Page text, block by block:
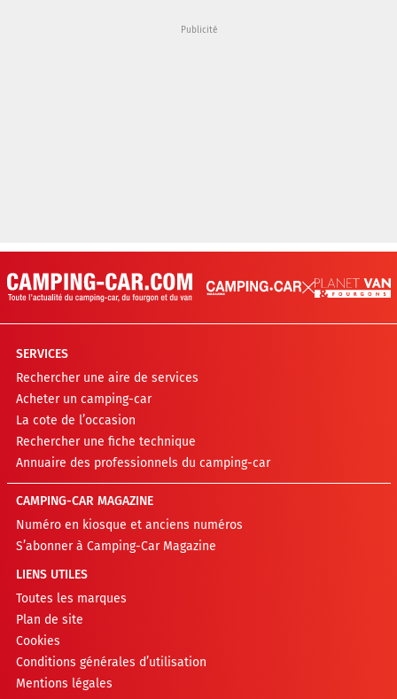
SERVICES
Rechercher une aire de services
Acheter un camping-car
La cote de l’occasion
Rechercher une fiche technique
Annuaire des professionnels du camping-car
CAMPING-CAR MAGAZINE
Numéro en kiosque et anciens numéros
S’abonner à Camping-Car Magazine
LIENS UTILES
Toutes les marques
Plan de site
Cookies
Conditions générales d’utilisation
Mentions légales